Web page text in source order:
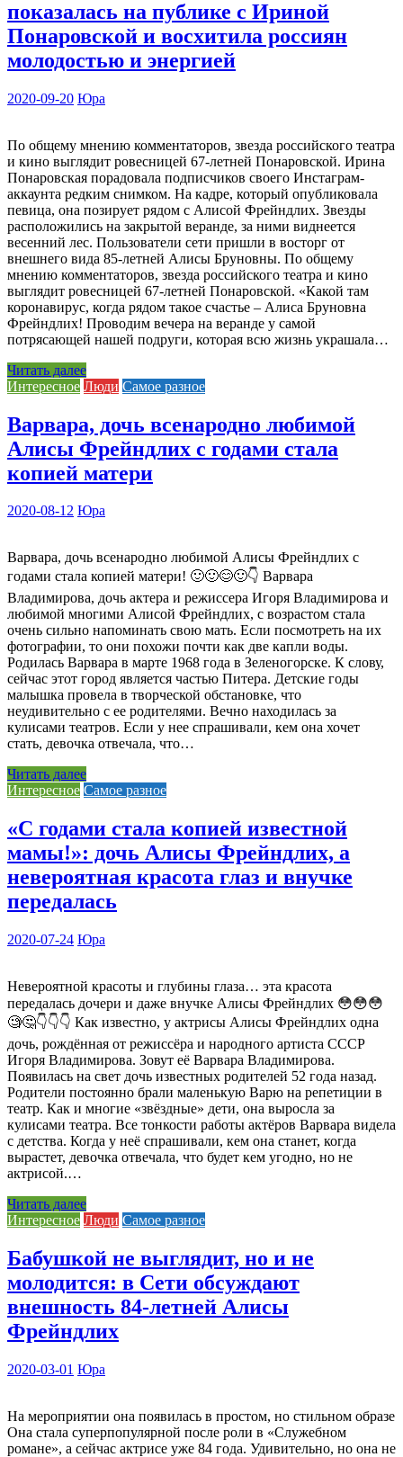
показалась на публике с Ириной
Понаровской и восхитила россиян
молодостью и энергией
2020-09-20 Юра
По общему мнению комментаторов, звезда российского театра
и кино выглядит ровесницей 67-летней Понаровской. Ирина
Понаровская порадовала подписчиков своего Инстаграм-
аккаунта редким снимком. На кадре, который опубликовала
певица, она позирует рядом с Алисой Фрейндлих. Звезды
расположились на закрытой веранде, за ними виднеется
весенний лес. Пользователи сети пришли в восторг от
внешнего вида 85-летней Алисы Бруновны. По общему
мнению комментаторов, звезда российского театра и кино
выглядит ровесницей 67-летней Понаровской. «Какой там
коронавирус, когда рядом такое счастье – Алиса Бруновна
Фрейндлих! Проводим вечера на веранде у самой
потрясающей нашей подруги, которая всю жизнь украшала…
Читать далее
Интересное Люди Самое разное
Варвара, дочь всенародно любимой
Алисы Фрейндлих с годами стала
копией матери
2020-08-12 Юра
Варвара, дочь всенародно любимой Алисы Фрейндлих с
годами стала копией матери! 🙂🙂😊🙂👇 Варвара
Владимирова, дочь актера и режиссера Игоря Владимирова и
любимой многими Алисой Фрейндлих, с возрастом стала
очень сильно напоминать свою мать. Если посмотреть на их
фотографии, то они похожи почти как две капли воды.
Родилась Варвара в марте 1968 года в Зеленогорске. К слову,
сейчас этот город является частью Питера. Детские годы
малышка провела в творческой обстановке, что
неудивительно с ее родителями. Вечно находилась за
кулисами театров. Если у нее спрашивали, кем она хочет
стать, девочка отвечала, что…
Читать далее
Интересное Самое разное
«С годами стала копией известной
мамы!»: дочь Алисы Фрейндлих, а
невероятная красота глаз и внучке
передалась
2020-07-24 Юра
Невероятной красоты и глубины глаза… эта красота
передалась дочери и даже внучке Алисы Фрейндлих 😳😳😳
🧐🤔👇👇👇 Как известно, у актрисы Алисы Фрейндлих одна
дочь, рождённая от режиссёра и народного артиста СССР
Игоря Владимирова. Зовут её Варвара Владимирова.
Появилась на свет дочь известных родителей 52 года назад.
Родители постоянно брали маленькую Варю на репетиции в
театр. Как и многие «звёздные» дети, она выросла за
кулисами театра. Все тонкости работы актёров Варвара видела
с детства. Когда у неё спрашивали, кем она станет, когда
вырастет, девочка отвечала, что будет кем угодно, но не
актрисой.…
Читать далее
Интересное Люди Самое разное
Бабушкой не выглядит, но и не
молодится: в Сети обсуждают
внешность 84-летней Алисы
Фрейндлих
2020-03-01 Юра
На мероприятии она появилась в простом, но стильном образе
Она стала суперпопулярной после роли в «Служебном
романе», а сейчас актрисе уже 84 года. Удивительно, но она не